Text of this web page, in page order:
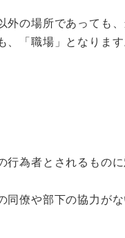
外の場所であっても
、「職場」となりま
行為者とされるもの
同僚や部下の協力が